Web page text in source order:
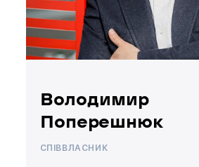
Володимир
Поперешнюк
СПІВВЛАСНИК